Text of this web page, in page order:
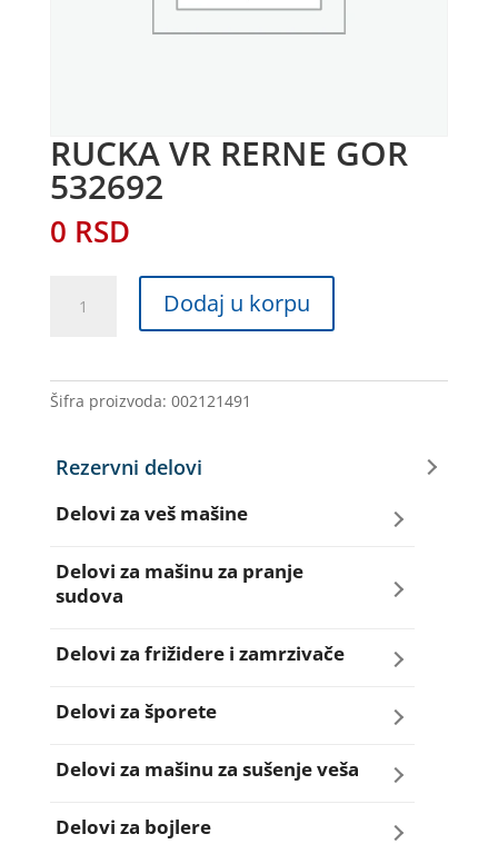
RUCKA VR RERNE GOR
532692
0 RSD
532692
količina
Dodaj u korpu
Šifra proizvoda: 002121491
Rezervni delovi
Delovi za veš mašine
Amortizeri za veš mašinu
Delovi za mašinu za pranje
sudova
Creva za sudo mašine
Dihtunzi za sudo mašine
Elektroventili za sudo mašine
Filteri za sudo mašine
Delovi za frižidere i zamrzivače
Aqua filteri za frižidere
Dihtunzi za frižidere i zamrzivače
Elektronika za frižidere i zamrzivače
Delovi za šporete
Dihtunzi za šporete
Dugmad za šporete
Delovi za mašinu za sušenje veša
Dihtunzi mašine za sušenje veša
Delovi za bojlere